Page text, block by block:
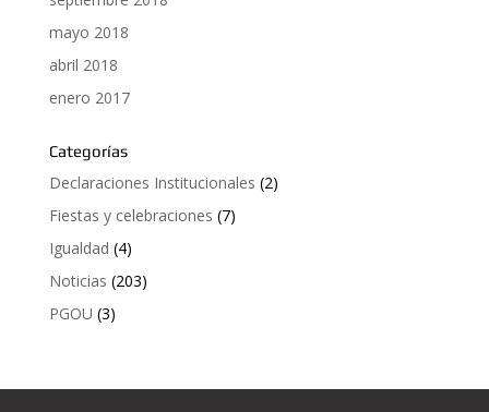
mayo 2018
abril 2018
enero 2017
Categorías
Declaraciones Institucionales (2)
Fiestas y celebraciones (7)
Igualdad (4)
Noticias (203)
PGOU (3)